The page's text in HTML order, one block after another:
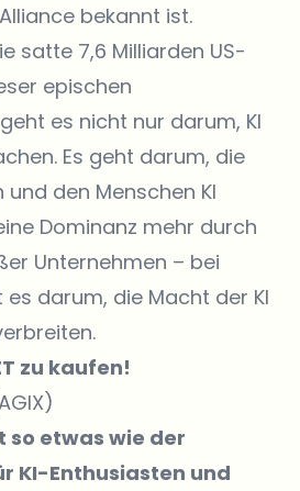
bekannt ist.
satte 7,6 Milliarden US-
epischen
es nicht nur darum, KI
Es geht darum, die
den Menschen KI
Dominanz mehr durch
Unternehmen – bei
darum, die Macht der KI
zu kaufen!
so etwas wie der
KI-Enthusiasten und